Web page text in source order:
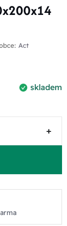
Act
skladem
+